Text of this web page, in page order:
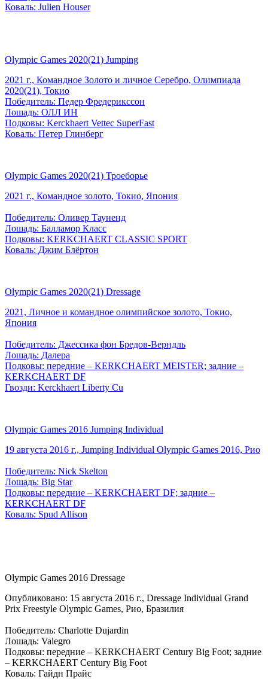
Коваль: Julien Houser
Olympic Games 2020(21) Jumping
2021 г., Командное Золото и личное Серебро, Олимпиада
2020(21), Токио
Победитель: Педер Фредерикссон
Лошадь: ОЛЛ ИН
Подковы: Kerckhaert Vettec SuperFast
Коваль: Петер Глинберг
Olympic Games 2020(21) Троеборье
2021 г., Командное золото, Токио, Япония
Победитель: Оливер Тауненд
Лошадь: Балламор Класс
Подковы: KERKCHAERT CLASSIC SPORT
Коваль: Джим Блёртон
Olympic Games 2020(21) Dressage
2021, Личное и командное олимпийское золото, Токио,
Япония
Победитель: Джессика фон Бредов-Верндль
Лошадь: Далера
Подковы: передние – KERKCHAERT MEISTER; задние –
KERKCHAERT DF
Гвозди: Kerckhaert Liberty Cu
Olympic Games 2016 Jumping Individual
19 августа 2016 г., Jumping Individual Olympic Games 2016, Рио
Победитель: Nick Skelton
Лошадь: Big Star
Подковы: передние – KERKCHAERT DF; задние –
KERKCHAERT DF
Коваль: Spud Allison
Olympic Games 2016 Dressage
Опубликовано: 15 августа 2016 г., Dressage Individual Grand
Prix Freestyle Olympic Games, Рио, Бразилия
Победитель: Charlotte Dujardin
Лошадь: Valegro
Подковы: передние – KERKCHAERT Century Big Foot; задние
– KERKCHAERT Century Big Foot
Коваль: Гайдн Прайс